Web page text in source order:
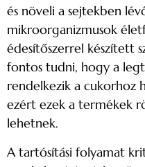
és növeli a sejtekben
mikroorganizmusok
édesítőszerrel készített
fontos tudni, hogy a
rendelkezik a cukorhoz
ezért ezek a termékek
lehetnek.
A tartósítási folyamat